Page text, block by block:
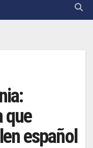
que
español